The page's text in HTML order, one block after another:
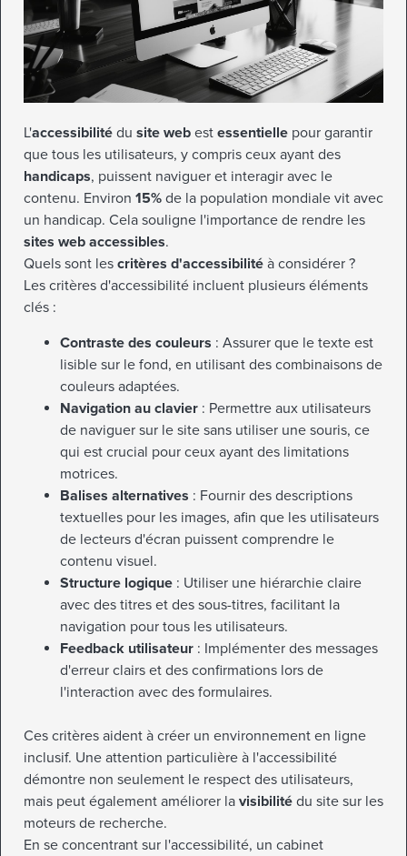
L'accessibilité du site web est essentielle pour garantir
que tous les utilisateurs, y compris ceux ayant des
handicaps, puissent naviguer et interagir avec le
contenu. Environ 15% de la population mondiale vit avec
un handicap. Cela souligne l'importance de rendre les
sites web accessibles.
Quels sont les critères d'accessibilité à considérer ?
Les critères d'accessibilité incluent plusieurs éléments
clés :
Contraste des couleurs : Assurer que le texte est
lisible sur le fond, en utilisant des combinaisons de
couleurs adaptées.
Navigation au clavier : Permettre aux utilisateurs
de naviguer sur le site sans utiliser une souris, ce
qui est crucial pour ceux ayant des limitations
motrices.
Balises alternatives : Fournir des descriptions
textuelles pour les images, afin que les utilisateurs
de lecteurs d'écran puissent comprendre le
contenu visuel.
Structure logique : Utiliser une hiérarchie claire
avec des titres et des sous-titres, facilitant la
navigation pour tous les utilisateurs.
Feedback utilisateur : Implémenter des messages
d'erreur clairs et des confirmations lors de
l'interaction avec des formulaires.
Ces critères aident à créer un environnement en ligne
inclusif. Une attention particulière à l'accessibilité
démontre non seulement le respect des utilisateurs,
mais peut également améliorer la visibilité du site sur les
moteurs de recherche.
En se concentrant sur l'accessibilité, un cabinet